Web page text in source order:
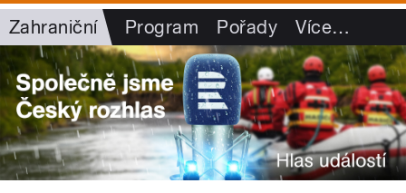
Zahraniční Program Pořady Více…